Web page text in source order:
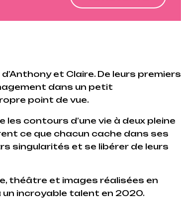
et Claire. De leurs premiers
dans un petit
point de vue.
contours d’une vie à deux pleine
ce que chacun cache dans ses
singularités et se libérer de leurs
théâtre et images réalisées en
incroyable talent en 2020.